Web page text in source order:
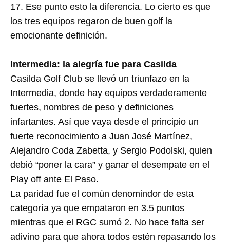
17. Ese punto esto la diferencia. Lo cierto es que
los tres equipos regaron de buen golf la
emocionante definición.
Intermedia: la alegría fue para Casilda
Casilda Golf Club se llevó un triunfazo en la
Intermedia, donde hay equipos verdaderamente
fuertes, nombres de peso y definiciones
infartantes. Así que vaya desde el principio un
fuerte reconocimiento a Juan José Martínez,
Alejandro Coda Zabetta, y Sergio Podolski, quien
debió “poner la cara” y ganar el desempate en el
Play off ante El Paso.
La paridad fue el común denomindor de esta
categoría ya que empataron en 3.5 puntos
mientras que el RGC sumó 2. No hace falta ser
adivino para que ahora todos estén repasando los